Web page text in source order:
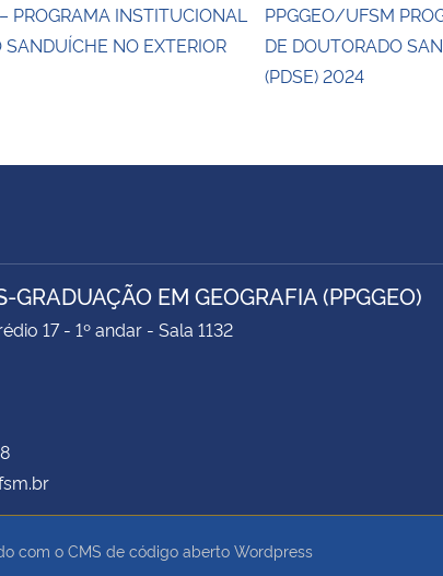
PROGRAMA INSTITUCIONAL
NO EXTERIOR
PPGGEO/UFSM
DE DOUTORADO
(PDSE) 2024
GRADUAÇÃO EM GEOGRAFIA (PPGGEO)
17 - 1º andar - Sala 1132
com o CMS de código aberto Wordpress